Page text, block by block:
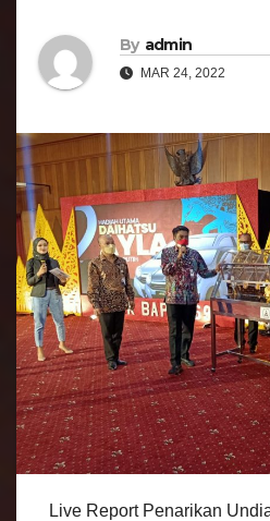
By admin
MAR 24, 2022
Live Report Penarikan